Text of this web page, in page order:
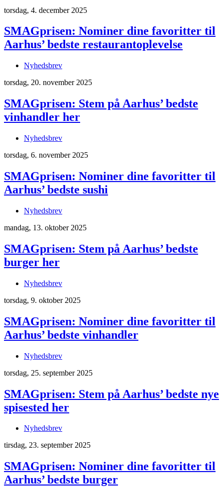
torsdag, 4. december 2025
SMAGprisen: Nominer dine favoritter til
Aarhus’ bedste restaurantoplevelse
Nyhedsbrev
torsdag, 20. november 2025
SMAGprisen: Stem på Aarhus’ bedste
vinhandler her
Nyhedsbrev
torsdag, 6. november 2025
SMAGprisen: Nominer dine favoritter til
Aarhus’ bedste sushi
Nyhedsbrev
mandag, 13. oktober 2025
SMAGprisen: Stem på Aarhus’ bedste
burger her
Nyhedsbrev
torsdag, 9. oktober 2025
SMAGprisen: Nominer dine favoritter til
Aarhus’ bedste vinhandler
Nyhedsbrev
torsdag, 25. september 2025
SMAGprisen: Stem på Aarhus’ bedste nye
spisested her
Nyhedsbrev
tirsdag, 23. september 2025
SMAGprisen: Nominer dine favoritter til
Aarhus’ bedste burger